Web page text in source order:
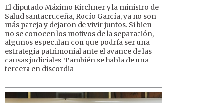
El diputado Máximo Kirchner y la ministro de
Salud santacruceña, Rocío García, ya no son
más pareja y dejaron de vivir juntos. Si bien
no se conocen los motivos de la separación,
algunos especulan con que podría ser una
estrategia patrimonial ante el avance de las
causas judiciales. También se habla de una
tercera en discordia